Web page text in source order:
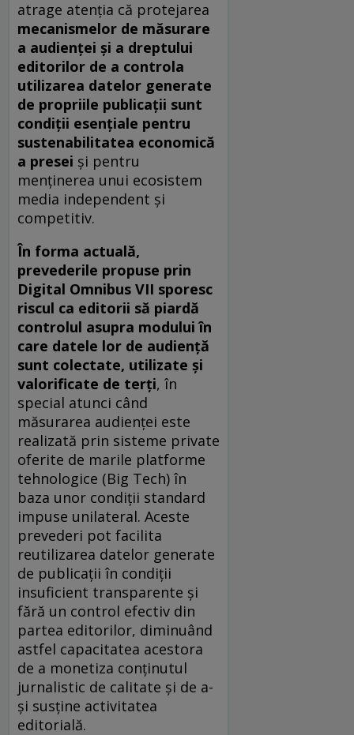
atrage atenția că protejarea
mecanismelor de măsurare
a audienței și a dreptului
editorilor de a controla
utilizarea datelor generate
de propriile publicații sunt
condiții esențiale pentru
sustenabilitatea economică
a presei și pentru
menținerea unui ecosistem
media independent și
competitiv.
În forma actuală,
prevederile propuse prin
Digital Omnibus VII sporesc
riscul ca editorii să piardă
controlul asupra modului în
care datele lor de audiență
sunt colectate, utilizate și
valorificate de terți, în
special atunci când
măsurarea audienței este
realizată prin sisteme private
oferite de marile platforme
tehnologice (Big Tech) în
baza unor condiții standard
impuse unilateral. Aceste
prevederi pot facilita
reutilizarea datelor generate
de publicații în condiții
insuficient transparente și
fără un control efectiv din
partea editorilor, diminuând
astfel capacitatea acestora
de a monetiza conținutul
jurnalistic de calitate și de a-
și susține activitatea
editorială.